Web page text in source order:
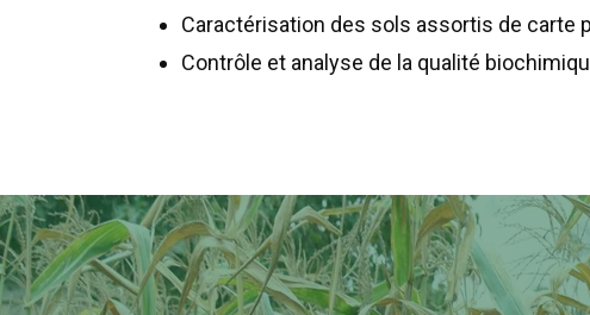
Caractérisation des sols assortis de carte
Contrôle et analyse de la qualité